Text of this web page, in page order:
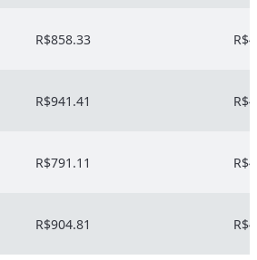
R$858.33
R$941.41
R$791.11
R$904.81